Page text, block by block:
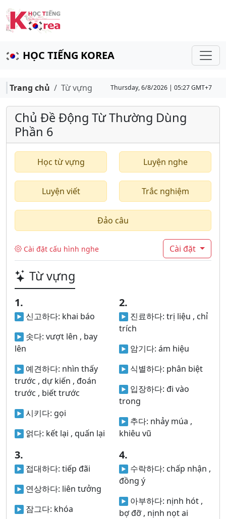
HỌC TIẾNG KOREA
Trang chủ Từ vựng Thursday, 6/8/2026 | 05:27 GMT+7
Chủ Đề Động Từ Thường Dùng
Phần 6
Học từ vựng Luyện nghe
Luyện viết Trắc nghiệm
Đảo câu
Cài đặt cấu hình nghe Cài đặt
Từ vựng
1.
신고하다: khai báo
솟다: vượt lên , bay
lên
예견하다: nhìn thấy
trước , dự kiến , đoán
trước , biết trước
시키다: gọi
얽다: kết lại , quấn lại
2.
진료하다: trị liệu , chỉ
trích
암기다: ám hiệu
식별하다: phân biệt
입장하다: đi vào
trong
추다: nhảy múa ,
khiêu vũ
3.
접대하다: tiếp đãi
연상하다: liên tưởng
잠그다: khóa
4.
수락하다: chấp nhận ,
đồng ý
아부하다: nịnh hót ,
bợ đỡ , nịnh nọt ai